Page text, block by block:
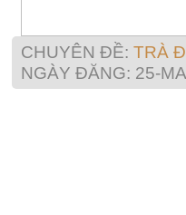
CHUYÊN ĐỀ: TRÀ
NGÀY ĐĂNG: 25-